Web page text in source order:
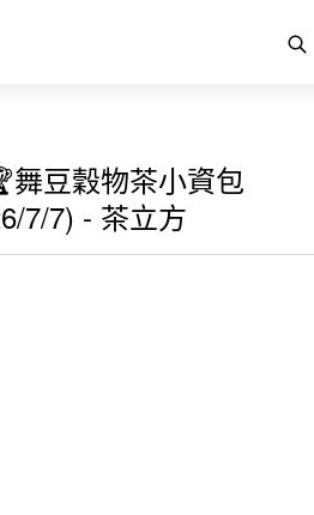
舞豆穀物茶小資包
7/7) - 茶立方